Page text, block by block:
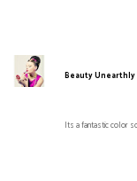
Beauty Unearthly
Its a fantastic color